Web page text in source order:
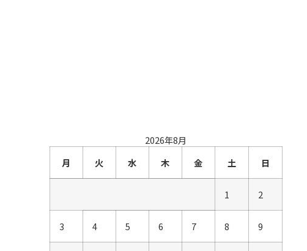
2026年8月
月
火 水 木 金 土 日
1 2
3 4 5 6 7 8 9